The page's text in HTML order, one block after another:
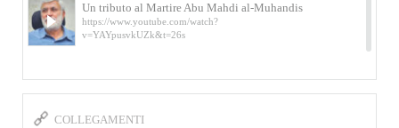
Un tributo al Martire Abu Mahdi al-Muhandis
https://www.youtube.com/watch?
v=YAYpusvkUZk&t=26s
L’Abluzione rituale (wudu) secondo l’Imam Alì
e l’Imam Khomeini
COLLEGAMENTI